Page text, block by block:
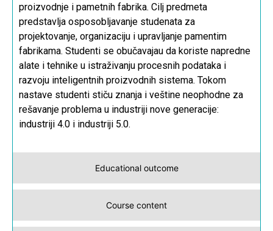
Educational outcome
Course content
proizvodnje i pametnih fabrika. Cilj predmeta
predstavlja osposobljavanje studenata za
projektovanje, organizaciju i upravljanje pamentim
fabrikama. Studenti se obučavajau da koriste napredne
alate i tehnike u istraživanju procesnih podataka i
razvoju inteligentnih proizvodnih sistema. Tokom
nastave studenti stiču znanja i veštine neophodne za
rešavanje problema u industriji nove generacije:
industriji 4.0 i industriji 5.0.